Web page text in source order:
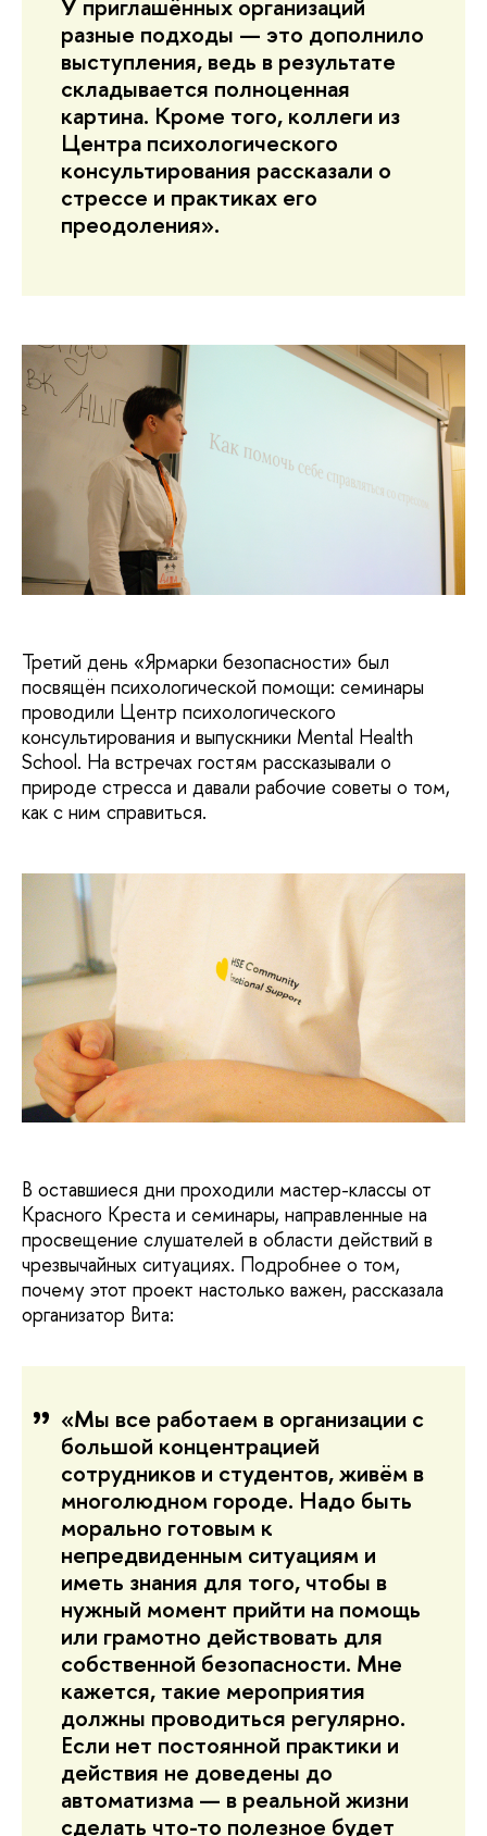
У приглашённых организаций
разные подходы — это дополнило
выступления, ведь в результате
складывается полноценная
картина. Кроме того, коллеги из
Центра психологического
консультирования рассказали о
стрессе и практиках его
преодоления».
Третий день «Ярмарки безопасности» был
посвящён психологической помощи: семинары
проводили Центр психологического
консультирования и выпускники Mental Health
School. На встречах гостям рассказывали о
природе стресса и давали рабочие советы о том,
как с ним справиться.
В оставшиеся дни проходили мастер-классы от
Красного Креста и семинары, направленные на
просвещение слушателей в области действий в
чрезвычайных ситуациях. Подробнее о том,
почему этот проект настолько важен, рассказала
организатор Вита:
«Мы все работаем в организации с
большой концентрацией
сотрудников и студентов, живём в
многолюдном городе. Надо быть
морально готовым к
непредвиденным ситуациям и
иметь знания для того, чтобы в
нужный момент прийти на помощь
или грамотно действовать для
собственной безопасности. Мне
кажется, такие мероприятия
должны проводиться регулярно.
Если нет постоянной практики и
действия не доведены до
автоматизма — в реальной жизни
сделать что-то полезное будет